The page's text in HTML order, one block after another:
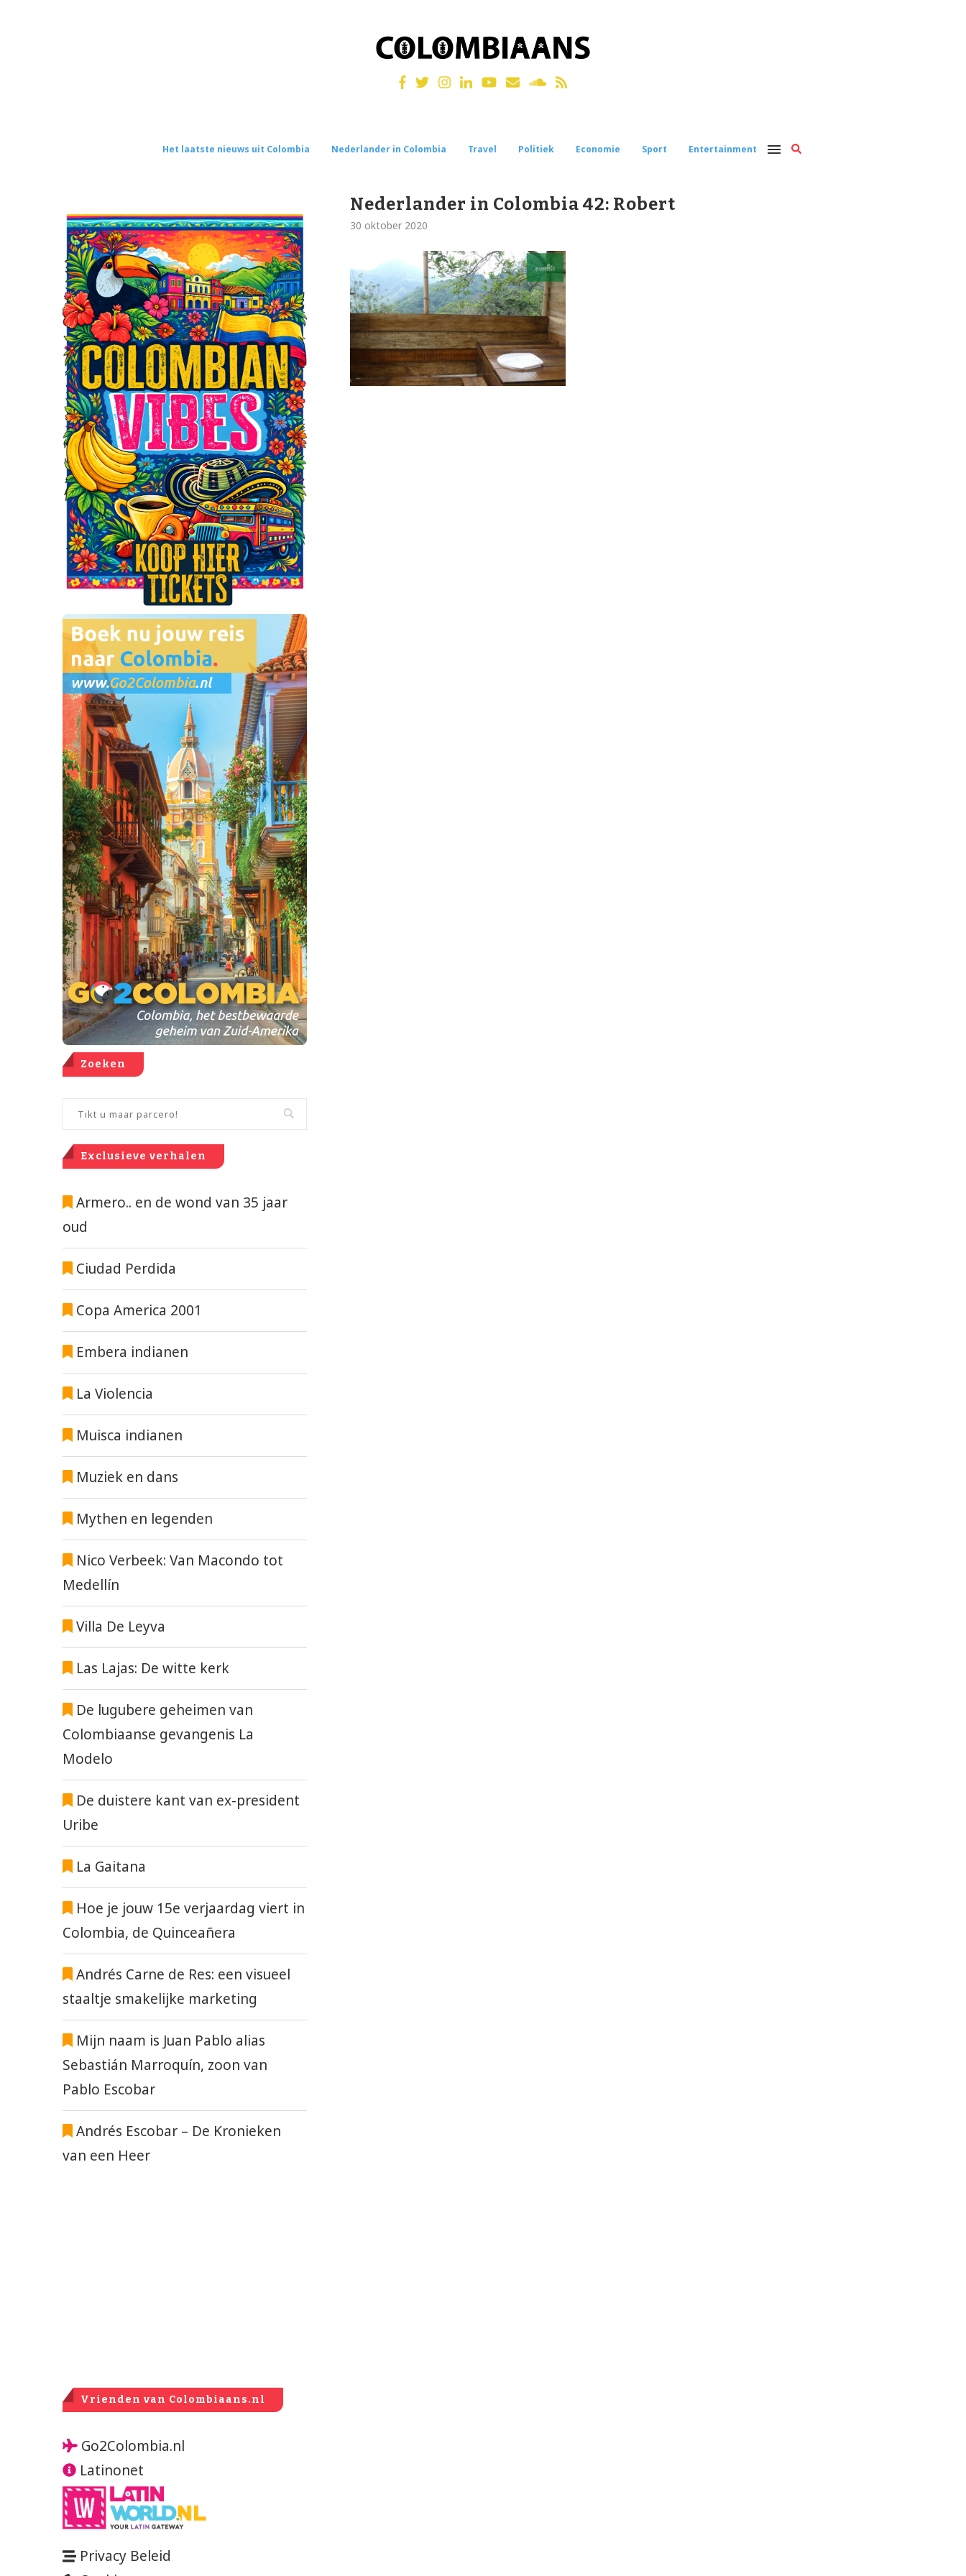
Het laatste nieuws uit Colombia Nederlander in Colombia Travel Politiek Economie Sport Entertainment
Nederlander in Colombia 42: Robert
30 oktober 2020
Zoeken
Exclusieve verhalen
Armero.. en de wond van 35 jaar
oud
Ciudad Perdida
Copa America 2001
Embera indianen
La Violencia
Muisca indianen
Muziek en dans
Mythen en legenden
Nico Verbeek: Van Macondo tot
Medellín
Villa De Leyva
Las Lajas: De witte kerk
De lugubere geheimen van
Colombiaanse gevangenis La
Modelo
De duistere kant van ex-president
Uribe
La Gaitana
Hoe je jouw 15e verjaardag viert in
Colombia, de Quinceañera
Andrés Carne de Res: een visueel
staaltje smakelijke marketing
Mijn naam is Juan Pablo alias
Sebastián Marroquín, zoon van
Pablo Escobar
Andrés Escobar – De Kronieken
van een Heer
Vrienden van Colombiaans.nl
Go2Colombia.nl
Latinonet
Privacy Beleid